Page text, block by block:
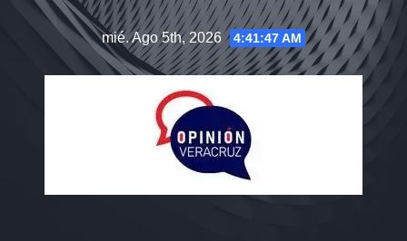
mié. Ago 5th, 2026 4:41:48 AM